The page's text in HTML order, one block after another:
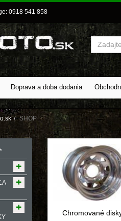
0918 541 858
Vyhľadať
Doprava a doba dodania
SHOP
Chromované